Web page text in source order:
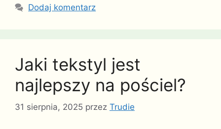
Dodaj komentarz
Jaki tekstyl jest
najlepszy na pościel?
31 sierpnia, 2025 przez Trudie